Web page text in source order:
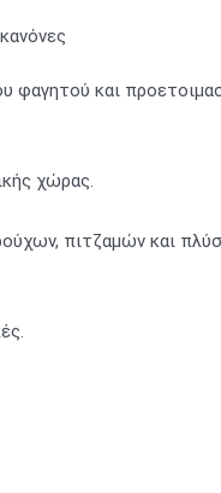
φαγητού και
χώρας.
πιτζαμών και